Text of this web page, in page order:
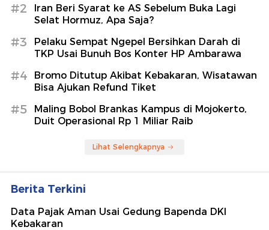
#2
Iran Beri Syarat ke AS Sebelum Buka Lagi
Selat Hormuz, Apa Saja?
#3
Pelaku Sempat Ngepel Bersihkan Darah di
TKP Usai Bunuh Bos Konter HP Ambarawa
#4
Bromo Ditutup Akibat Kebakaran, Wisatawan
Bisa Ajukan Refund Tiket
#5
Maling Bobol Brankas Kampus di Mojokerto,
Duit Operasional Rp 1 Miliar Raib
Lihat Selengkapnya
Berita Terkini
Data Pajak Aman Usai Gedung Bapenda DKI
Kebakaran